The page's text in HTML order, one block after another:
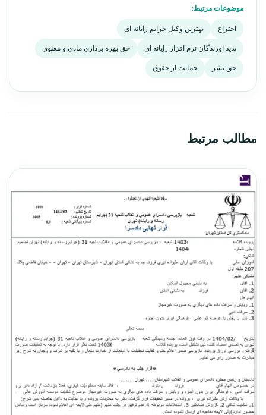
موضوعات مرتبط:
اختراع بهترین وکیل جرایم رایانه ای
پدید اورندگان نرم افزار رایانه ای حق بهره برداری مادی و معنوی
حق نشر حمایت از حقوق
مطالب مرتبط